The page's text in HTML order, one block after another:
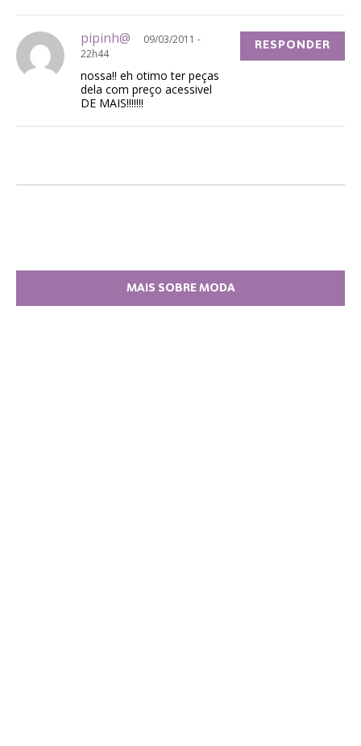
pipinh@
09/03/2011 -
22h44
nossa!! eh otimo ter peças
dela com preço acessivel
DE MAIS!!!!!!!
RESPONDER
MAIS SOBRE MODA